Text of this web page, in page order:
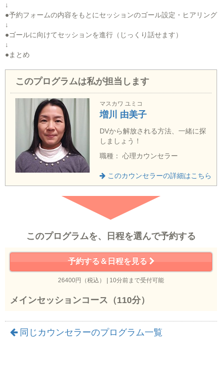
↓
●予約フォームの内容をもとにセッションのゴール設定・ヒアリング
↓
●ゴールに向けてセッションを進行（じっくり話せます）
↓
●まとめ
このプログラムは私が担当します
マスカワ ユミコ
増川 由美子
DVから解放される方法、一緒に探
しましょう！
職種： 心理カウンセラー
このカウンセラーの詳細はこちら
このプログラムを、日程を選んで予約する
予約する＆日程を見る
26400円（税込） | 10分前まで受付可能
メインセッションコース（110分）
同じカウンセラーのプログラム一覧